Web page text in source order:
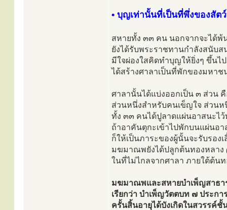
• บุญเท่านั้นที่เป็นที่พึ่งของสัต
สหายทั้ง ๓๓ คน นอกจากจะได้พ้
ยังได้รับพระราชทานกำลังสนับ
มีใจผ่องใสคิดทำบุญให้ยิ่งๆ ขึ้นไ
ได้สร้างศาลาเป็นที่พักของมหา
ศาลานั้นได้แบ่งออกเป็น ๓ ส่วน
ส่วนหนึ่งสำหรับคนเข็ญใจ ส่วน
ทั้ง ๓๓ คนได้ปูลาดแผ่นอาสนะไ
ถ้าอาคันตุกะเข้าไปพักบนแผ่นอา
ก็ให้เป็นภาระของผู้นั้นจะรับรองเ
มฆมาณพยังได้ปลูกต้นทองหลาง
ในที่ไม่ไกลจากศาลา ภายใต้ต้น
มฆมาณพและสหายบำเพ็ญสาธ
เรียกว่า บำเพ็ญวัตตบท ๗ ประกา
ครั้นสิ้นอายุได้บังเกิดในสวรรค์ชั้